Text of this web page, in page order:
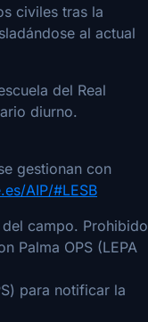
civiles tras la
al actual
del Real
diurno.
gestionan con
AIP/#LESB
campo. Prohibido
Palma OPS (LEPA
para notificar la